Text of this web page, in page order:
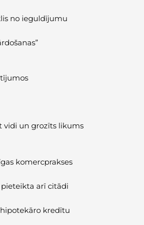
no ieguldījumu
vidi un grozīts likums
komercprakses
arī citādi
kredītu